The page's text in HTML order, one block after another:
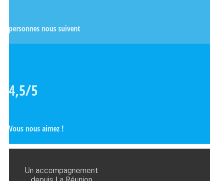
personnes nous suivent
4,5/5
Vous nous aimez !
Un accompagnement